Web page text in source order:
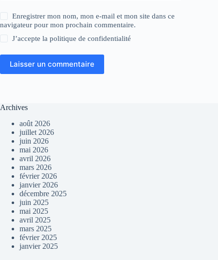
Enregistrer mon nom, mon e-mail et mon site dans ce
navigateur pour mon prochain commentaire.
J’accepte lapolitique de confidentialité
Laisser un commentaire
Archives
août 2026
juillet 2026
juin 2026
mai 2026
avril 2026
mars 2026
février 2026
janvier 2026
décembre 2025
juin 2025
mai 2025
avril 2025
mars 2025
février 2025
janvier 2025